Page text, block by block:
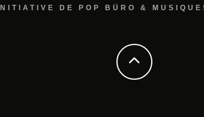
DE POP BÜRO &